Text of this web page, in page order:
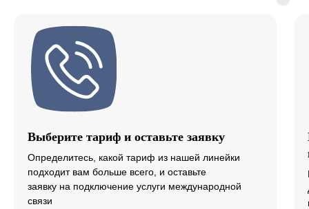
Выберите тариф и оставьте заявку
Определитесь, какой тариф из нашей линейки
подходит вам больше всего, и оставьте
заявку на подключение услуги международной
связи